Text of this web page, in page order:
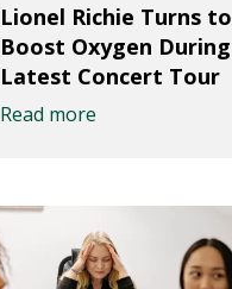
Lionel Richie Turns to
Boost Oxygen During
Latest Concert Tour
Read more